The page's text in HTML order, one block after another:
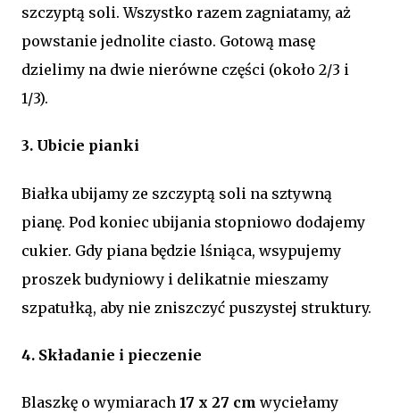
szczyptą soli. Wszystko razem zagniatamy, aż
powstanie jednolite ciasto. Gotową masę
dzielimy na dwie nierówne części (około 2/3 i
1/3).
3. Ubicie pianki
Białka ubijamy ze szczyptą soli na sztywną
pianę. Pod koniec ubijania stopniowo dodajemy
cukier. Gdy piana będzie lśniąca, wsypujemy
proszek budyniowy i delikatnie mieszamy
szpatułką, aby nie zniszczyć puszystej struktury.
4. Składanie i pieczenie
Blaszkę o wymiarach 17 x 27 cm wyciełamy